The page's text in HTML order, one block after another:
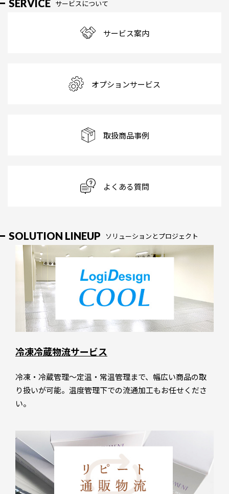
SERVICE サービスについて
サービス案内
オプションサービス
取扱商品事例
よくある質問
SOLUTION LINEUP ソリューションとプロジェクト
冷凍冷蔵物流サービス
冷凍・冷蔵管理～定温・常温管理まで、幅広い商品の取
り扱いが可能。温度管理下での流通加工もお任せくださ
い。